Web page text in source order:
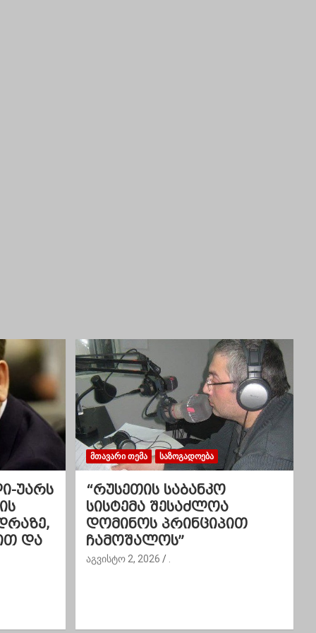
უარს
და
ᲛᲗᲐᲕᲐᲠᲘ ᲗᲔᲛᲐ ᲡᲐᲖᲝᲒᲐᲓᲝᲔᲑᲐ
“რუსეთის საბანკო
სისტემა შესაძლოა
დომინოს პრინციპით
ჩამოშალოს”
აგვისტო 2, 2026